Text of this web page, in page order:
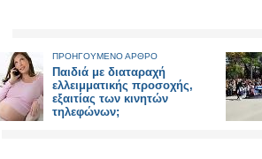
ΠΡΟΗΓΟΥΜΕΝΟ ΑΡΘΡΟ
Παιδιά με διαταραχή
ελλειμματικής προσοχής,
εξαιτίας των κινητών
τηλεφώνων;